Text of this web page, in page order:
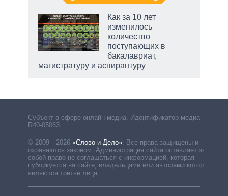
Как за 10 лет
изменилось
количество
поступающих в
бакалавриат,
магистратуру и аспирантуру
Субъект в сфере онлайн-медиа. Идентификатор медиа –
R40-05063
© 2009—2026 «Слово и Дело»
Все права защищены и
охраняются законом. Администрация сайта оставляет за
собой право не соглашаться с информацией, которая
публикуется на сайте, владельцами или авторами которой
являются третьи лица.